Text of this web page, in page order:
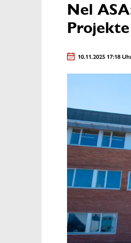
Nel
Projekte
10.11.2025 17:18